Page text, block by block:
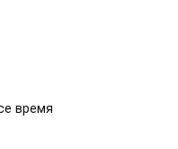
время